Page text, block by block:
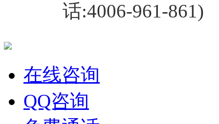
话:4006-961-861)
在线咨询
QQ咨询